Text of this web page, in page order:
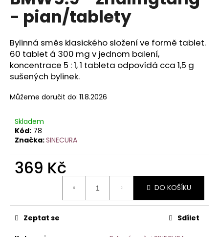
z
hvězdiček.
- pian/tablety
Bylinná směs klasického složení ve formě tablet.
60 tablet á 300 mg v jednom balení,
koncentrace 5 : 1, 1 tableta odpovídá cca 1,5 g
sušených bylinek.
Můžeme doručit do: 11.8.2026
Skladem
Kód: 78
Značka:SINECURA
369 Kč
DO KOŠÍKU
Zeptat se Sdílet
a
í
t
?
D
o
u
č